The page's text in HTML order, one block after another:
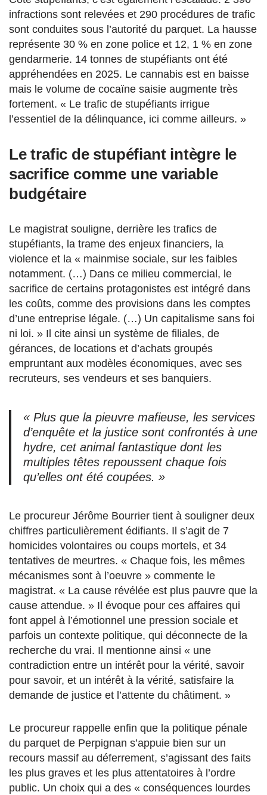
infractions sont relevées et 290 procédures de trafic
sont conduites sous l’autorité du parquet. La hausse
représente 30 % en zone police et 12, 1 % en zone
gendarmerie. 14 tonnes de stupéfiants ont été
appréhendées en 2025. Le cannabis est en baisse
mais le volume de cocaïne saisie augmente très
fortement. « Le trafic de stupéfiants irrigue
l’essentiel de la délinquance, ici comme ailleurs. »
Le trafic de stupéfiant intègre le
sacrifice comme une variable
budgétaire
Le magistrat souligne, derrière les trafics de
stupéfiants, la trame des enjeux financiers, la
violence et la « mainmise sociale, sur les faibles
notamment. (…) Dans ce milieu commercial, le
sacrifice de certains protagonistes est intégré dans
les coûts, comme des provisions dans les comptes
d’une entreprise légale. (…) Un capitalisme sans foi
ni loi. » Il cite ainsi un système de filiales, de
gérances, de locations et d’achats groupés
empruntant aux modèles économiques, avec ses
recruteurs, ses vendeurs et ses banquiers.
« Plus que la pieuvre mafieuse, les services
d’enquête et la justice sont confrontés à une
hydre, cet animal fantastique dont les
multiples têtes repoussent chaque fois
qu’elles ont été coupées. »
Le procureur Jérôme Bourrier tient à souligner deux
chiffres particulièrement édifiants. Il s’agit de 7
homicides volontaires ou coups mortels, et 34
tentatives de meurtres. « Chaque fois, les mêmes
mécanismes sont à l’oeuvre » commente le
magistrat. « La cause révélée est plus pauvre que la
cause attendue. » Il évoque pour ces affaires qui
font appel à l’émotionnel une pression sociale et
parfois un contexte politique, qui déconnecte de la
recherche du vrai. Il mentionne ainsi « une
contradiction entre un intérêt pour la vérité, savoir
pour savoir, et un intérêt à la vérité, satisfaire la
demande de justice et l’attente du châtiment. »
Le procureur rappelle enfin que la politique pénale
du parquet de Perpignan s’appuie bien sur un
recours massif au déferrement, s’agissant des faits
les plus graves et les plus attentatoires à l’ordre
public. Un choix qui a des « conséquences lourdes